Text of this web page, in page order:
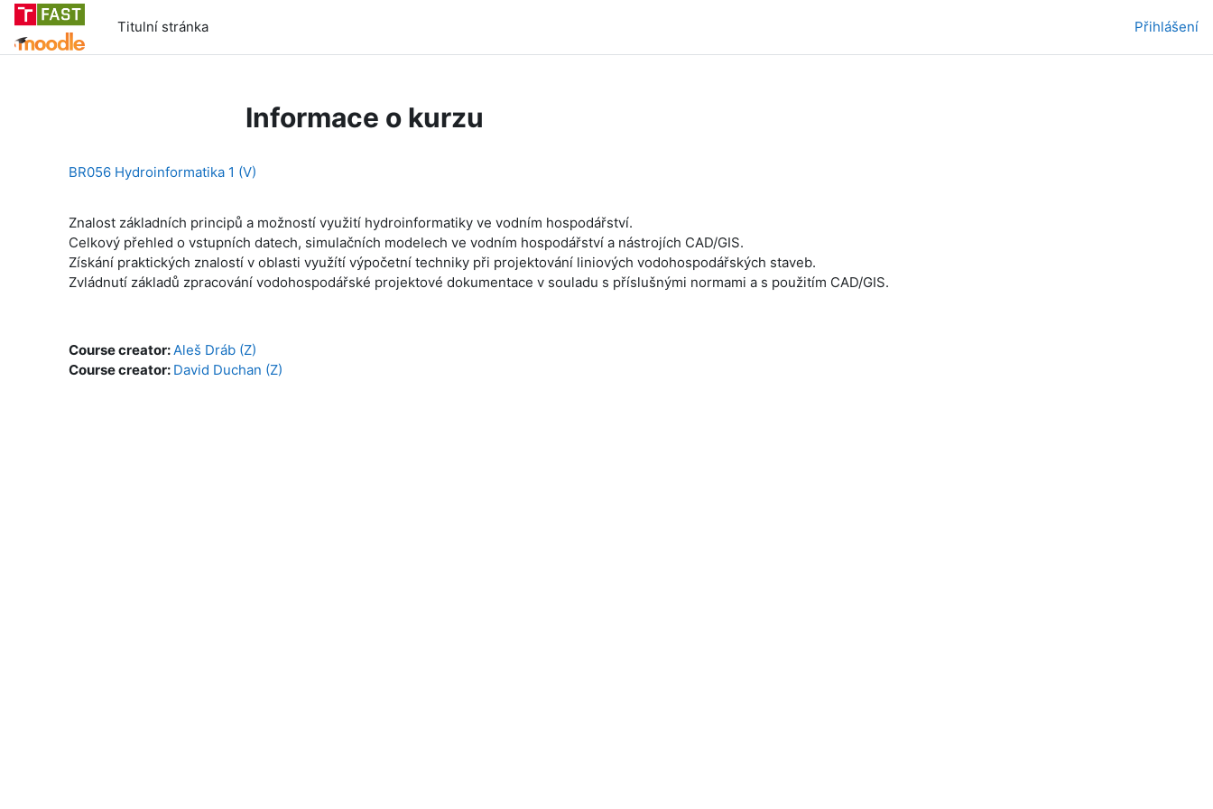
Přejít k hlavnímu obsahu
Titulní stránka
Přihlášení
Informace o kurzu
BR056 Hydroinformatika 1 (V)
Znalost základních principů a možností využití hydroinformatiky ve vodním hospodářství.
Celkový přehled o vstupních datech, simulačních modelech ve vodním hospodářství a nástrojích CAD/GIS.
Získání praktických znalostí v oblasti využítí výpočetní techniky při projektování liniových vodohospodářských staveb.
Zvládnutí základů zpracování vodohospodářské projektové dokumentace v souladu s příslušnými normami a s použitím CAD/GIS.
Course creator:Aleš Dráb (Z)
Course creator: David Duchan (Z)